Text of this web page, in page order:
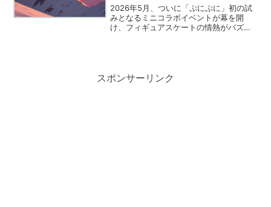
2026年5月、ついに「ぷにぷに」初の試
みとなるミニコラボイベントが幕を開
け、フィギュアスケートの情熱がパズル
スポンサーリンク